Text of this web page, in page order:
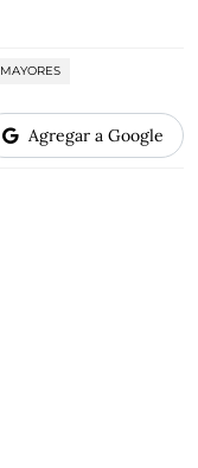
MAYORES
Agregar a Google